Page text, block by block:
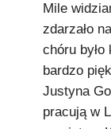
Mile
zdarzało
chóru
bardzo
Justyna
pracują w